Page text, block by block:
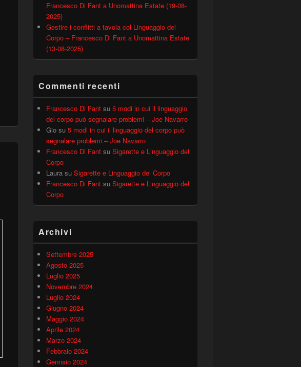
per il mio amico Luca Svizzeretto
Francesco Di Fant a Unomattina Estate (19-08-
2025)
Gestire i conflitti a tavola col Linguaggio del
Corpo – Francesco Di Fant a Unomattina Estate
(13-08-2025)
Commenti recenti
Francesco Di Fant su 5 modi in cui il linguaggio
del corpo può segnalare problemi – Joe Navarro
Gio su 5 modi in cui il linguaggio del corpo può
segnalare problemi – Joe Navarro
Francesco Di Fant su Sigarette e Linguaggio del
Corpo
Laura su Sigarette e Linguaggio del Corpo
Francesco Di Fant su Sigarette e Linguaggio del
Corpo
Archivi
Settembre 2025
Agosto 2025
Luglio 2025
Novembre 2024
Luglio 2024
Giugno 2024
Maggio 2024
Aprile 2024
Marzo 2024
Febbraio 2024
Gennaio 2024